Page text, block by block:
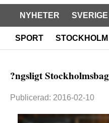
NYHETER SVERIGE
SPORT STOCKHOLM
?ngsligt
Publicerad: 2016-02-10